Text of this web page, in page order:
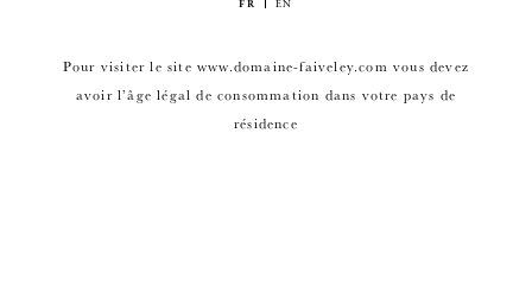
FR EN
Pour visiter le site www.domaine-faiveley.com vous devez
avoir l’âge légal de consommation dans votre pays de
résidence